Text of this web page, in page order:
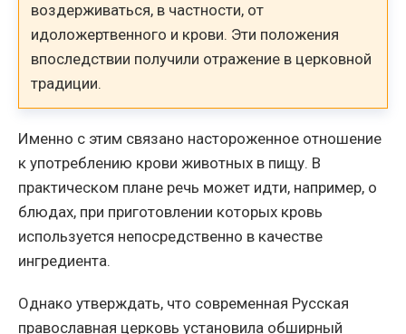
воздерживаться, в частности, от
идоложертвенного и крови. Эти положения
впоследствии получили отражение в церковной
традиции.
Именно с этим связано настороженное отношение
к употреблению крови животных в пищу. В
практическом плане речь может идти, например, о
блюдах, при приготовлении которых кровь
используется непосредственно в качестве
ингредиента.
Однако утверждать, что современная Русская
православная церковь установила обширный